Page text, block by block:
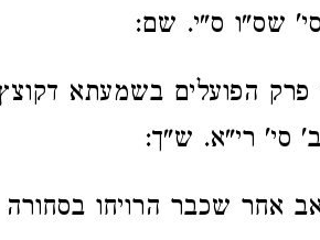
שס"ו ס"י. שם:
הפועלים בשמעתא
סי' רי"א. ש"ך:
אחר שכבר הרויחו